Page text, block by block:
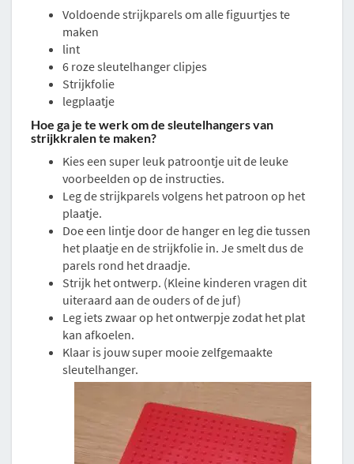
Voldoende strijkparels om alle figuurtjes te
maken
lint
6 roze sleutelhanger clipjes
Strijkfolie
legplaatje
Hoe ga je te werk om de sleutelhangers van
strijkkralen te maken?
Kies een super leuk patroontje uit de leuke
voorbeelden op de instructies.
Leg de strijkparels volgens het patroon op het
plaatje.
Doe een lintje door de hanger en leg die tussen
het plaatje en de strijkfolie in. Je smelt dus de
parels rond het draadje.
Strijk het ontwerp. (Kleine kinderen vragen dit
uiteraard aan de ouders of de juf)
Leg iets zwaar op het ontwerpje zodat het plat
kan afkoelen.
Klaar is jouw super mooie zelfgemaakte
sleutelhanger.